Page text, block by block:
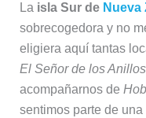
Laisla Sur de Nueva
sobrecogedora y no
eligiera aquí tantas
El Señor de los Anillos
acompañarnos de
sentimos parte de